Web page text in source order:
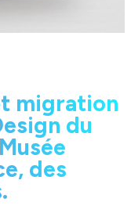
migration
du
des